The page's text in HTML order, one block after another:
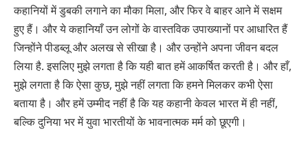
कहानियों में डुबकी लगाने का मौका मिला, और फिर वे बाहर आने में सक्षम
हुए हैं। और ये कहानियाँ उन लोगों के वास्तविक उपाख्यानों पर आधारित हैं
जिन्होंने पीडब्लू और अलख से सीखा है। और उन्होंने अपना जीवन बदल
लिया है. इसलिए मुझे लगता है कि यही बात हमें आकर्षित करती है। और हाँ,
मुझे लगता है कि ऐसा कुछ, मुझे नहीं लगता कि हमने मिलकर कभी ऐसा
बताया है। और हमें उम्मीद नहीं है कि यह कहानी केवल भारत में ही नहीं,
बल्कि दुनिया भर में युवा भारतीयों के भावनात्मक मर्म को छूएगी।